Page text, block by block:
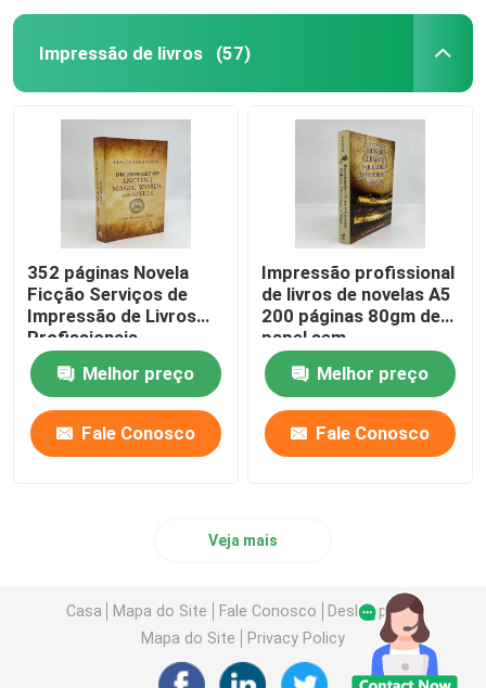
Impressão de livros (57)
352 páginas Novela
Ficção Serviços de
Impressão de Livros
Profissionais
Impressão offset
80gm Melhor preço
Fale Conosco
Impressão profissional
de livros de novelas A5
200 páginas 80gm de
papel sem
revestimento
Melhor preço
Fale Conosco
Veja mais
Casa Mapa do Site Fale Conosco
Desktop Site
Mapa do Site
Privacy Policy